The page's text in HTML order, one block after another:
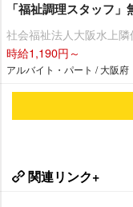
「福祉調理スタッフ
社会福祉法人大阪水上
時給1,190円～
アルバイト・パート / 大阪府
関連リンク+